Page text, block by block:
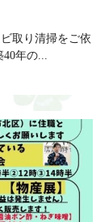
取り清掃をご依
年の...